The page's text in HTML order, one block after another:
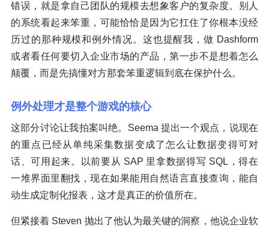
错误，就是拿自己团队的规模去想象客户的复杂度。别人
的系统看起来笨重，可能恰恰是因为它扛住了你根本没经
历过的那种规模和例外情况。这也提醒我，做 Dashform
或者看任何要切入企业市场的产品，第一步不是想着怎么
颠覆，而是先搞懂对方那套笨重逻辑到底在保护什么。
例外处理才是整个游戏的核心
这部分讨论让我拍案叫绝。Seema 提出一个观点，说现在
的重点已经从单纯采集数据变成了怎么让数据变得可对
话、可用起来。以前要从 SAP 里拿数据得写 SQL，得在
一堆界面里翻找，现在如果能用自然语言直接查询，能自
动生成定制化报表，这才是真正的价值所在。
但紧接着 Steven 抛出了他认为最关键的洞察，他说企业软